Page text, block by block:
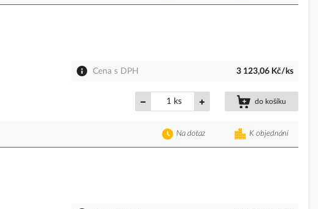
Cena s DPH 3 123,06 Kč/ks
ks do košíku
K objednání
Na dotaz